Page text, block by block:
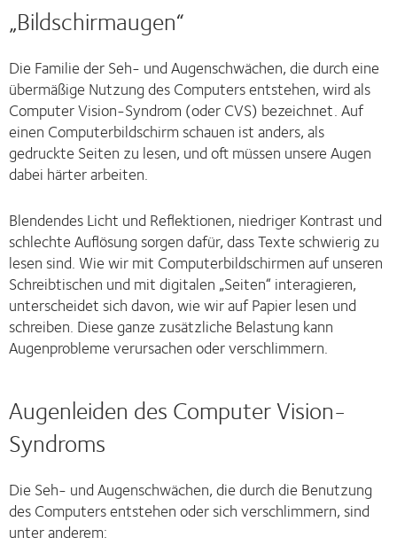
„Bildschirmaugen“
Die Familie der Seh- und Augenschwächen, die durch eine
übermäßige Nutzung des Computers entstehen, wird als
Computer Vision-Syndrom (oder CVS) bezeichnet. Auf
einen Computerbildschirm schauen ist anders, als
gedruckte Seiten zu lesen, und oft müssen unsere Augen
dabei härter arbeiten.
Blendendes Licht und Reflektionen, niedriger Kontrast und
schlechte Auflösung sorgen dafür, dass Texte schwierig zu
lesen sind. Wie wir mit Computerbildschirmen auf unseren
Schreibtischen und mit digitalen „Seiten“ interagieren,
unterscheidet sich davon, wie wir auf Papier lesen und
schreiben. Diese ganze zusätzliche Belastung kann
Augenprobleme verursachen oder verschlimmern.
Augenleiden des Computer Vision-
Syndroms
Die Seh- und Augenschwächen, die durch die Benutzung
des Computers entstehen oder sich verschlimmern, sind
unter anderem: